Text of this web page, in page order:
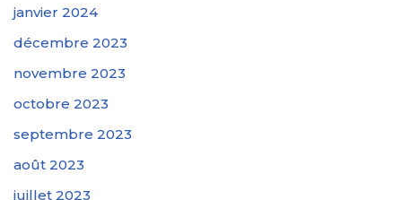
janvier 2024
décembre 2023
novembre 2023
octobre 2023
septembre 2023
août 2023
juillet 2023